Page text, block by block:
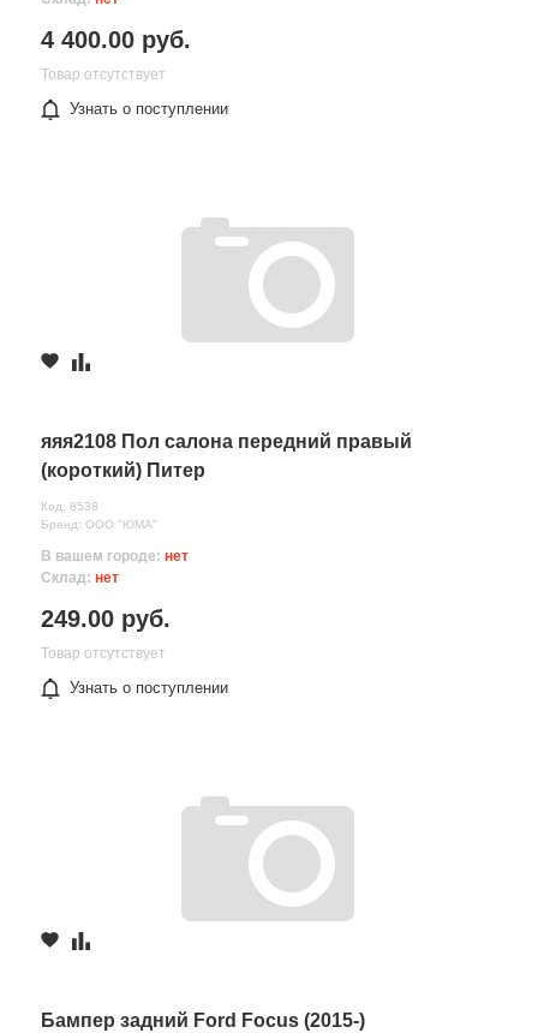
4 400.00 руб.
Товар отсутствует
Узнать о поступлении
яяя2108 Пол салона передний правый
(короткий) Питер
Код: 8538
Бренд: ООО "ЮМА"
В вашем городе: нет
Склад: нет
249.00 руб.
Товар отсутствует
Узнать о поступлении
Бампер задний Ford Focus (2015-)